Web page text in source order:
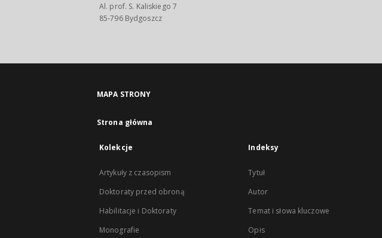
Al. prof. S. Kaliskiego 7
85-796 Bydgoszcz
MAPA STRONY
Strona główna
Kolekcje
Artykuły z czasopism
Doktoraty przed obroną
Habilitacje i Doktoraty
Monografie
Indeksy
Tytuł
Autor
Temat i słowa kluczowe
Opis